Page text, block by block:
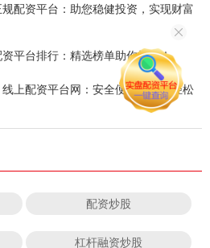
配资平台：助您稳健投资，实现财富
平台排行：精选榜单助你投资！
上配资平台网：安全便捷，助您轻松
配资炒股
杠杆融资炒股